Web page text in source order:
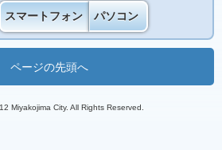
スマートフォン パソコン
ページの先頭へ
Miyakojima City. All Rights Reserved.